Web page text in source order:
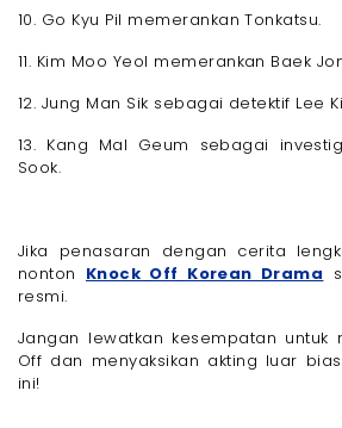
10. Go Kyu Pil memerankan Tonkatsu.
11. Kim Moo Yeol memerankan Baek
12. Jung Man Sik sebagai detektif Lee
13. Kang Mal Geum sebagai
Sook.
Jika penasaran dengan cerita
nonton Knock Off Korean Drama
resmi.
Jangan lewatkan kesempatan untuk
Off dan menyaksikan akting luar
ini!